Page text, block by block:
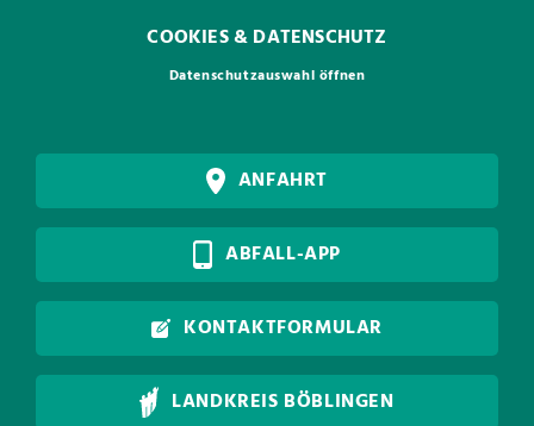
COOKIES & DATENSCHUTZ
Datenschutzauswahl öffnen
ANFAHRT
ABFALL-APP
KONTAKTFORMULAR
LANDKREIS BÖBLINGEN